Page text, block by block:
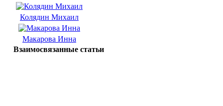
Колядин Михаил
Макарова Инна
Взаимосвязанные статьи